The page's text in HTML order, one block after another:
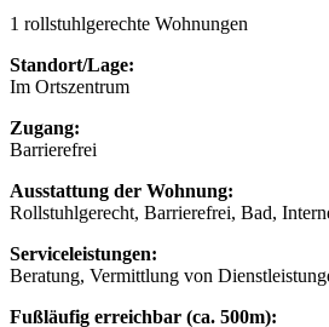
1 rollstuhlgerechte Wohnungen
Standort/Lage:
Im Ortszentrum
Zugang:
Barrierefrei
Ausstattung der Wohnung:
Rollstuhlgerecht, Barrierefrei, Bad,
Serviceleistungen:
Beratung, Vermittlung von
Fußläufig erreichbar (ca. 500m):